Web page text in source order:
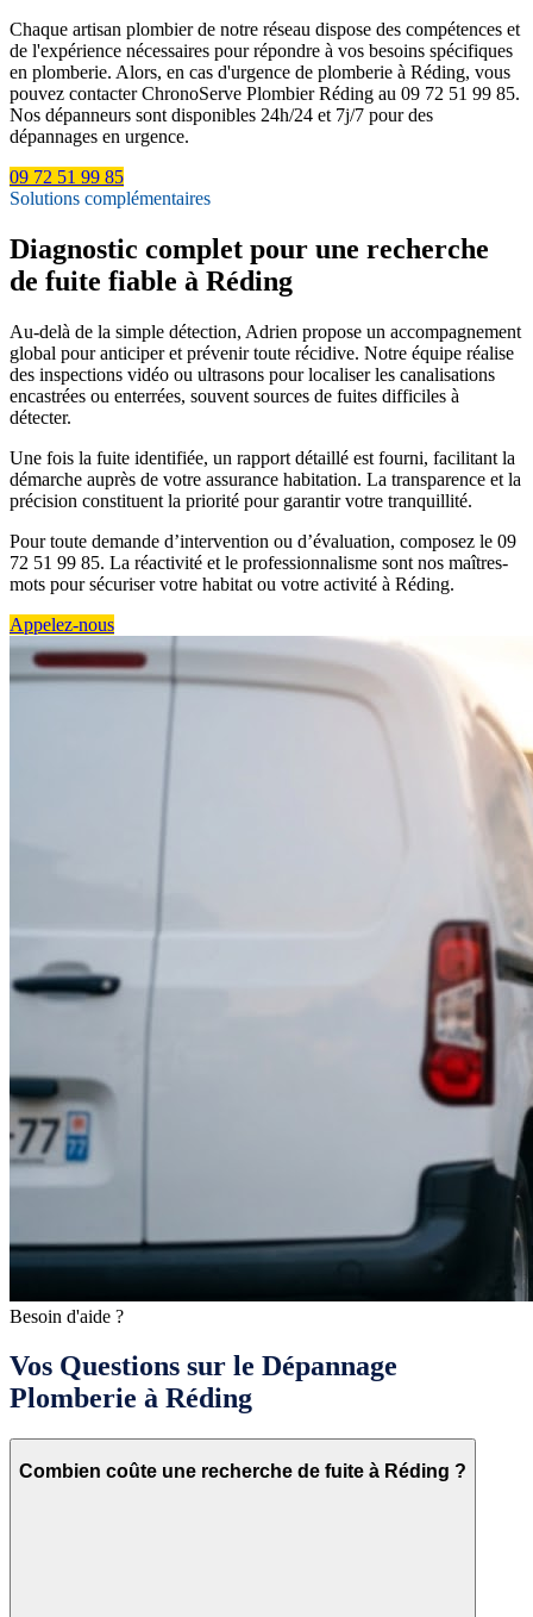
Chaque artisan plombier de notre réseau dispose des compétences et
de l'expérience nécessaires pour répondre à vos besoins spécifiques
en plomberie. Alors, en cas d'urgence de plomberie à Réding, vous
pouvez contacter ChronoServe Plombier Réding au 09 72 51 99 85.
Nos dépanneurs sont disponibles 24h/24 et 7j/7 pour des
dépannages en urgence.
09 72 51 99 85
Solutions complémentaires
Diagnostic complet pour une recherche
de fuite fiable à Réding
Au-delà de la simple détection, Adrien propose un accompagnement
global pour anticiper et prévenir toute récidive. Notre équipe réalise
des inspections vidéo ou ultrasons pour localiser les canalisations
encastrées ou enterrées, souvent sources de fuites difficiles à
détecter.
Une fois la fuite identifiée, un rapport détaillé est fourni, facilitant la
démarche auprès de votre assurance habitation. La transparence et la
précision constituent la priorité pour garantir votre tranquillité.
Pour toute demande d’intervention ou d’évaluation, composez le 09
72 51 99 85. La réactivité et le professionnalisme sont nos maîtres-
mots pour sécuriser votre habitat ou votre activité à Réding.
Appelez-nous
Besoin d'aide ?
Vos Questions sur le Dépannage
Plomberie à Réding
Combien coûte une recherche de fuite à Réding ?